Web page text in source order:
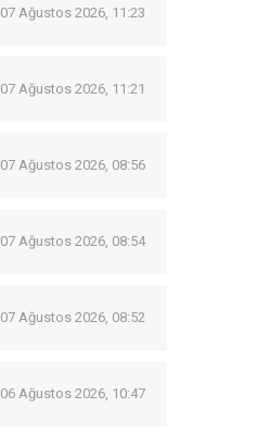
07 Ağustos 2026, 11:23
07 Ağustos 2026, 11:21
07 Ağustos 2026, 08:56
07 Ağustos 2026, 08:54
07 Ağustos 2026, 08:52
06 Ağustos 2026, 10:47